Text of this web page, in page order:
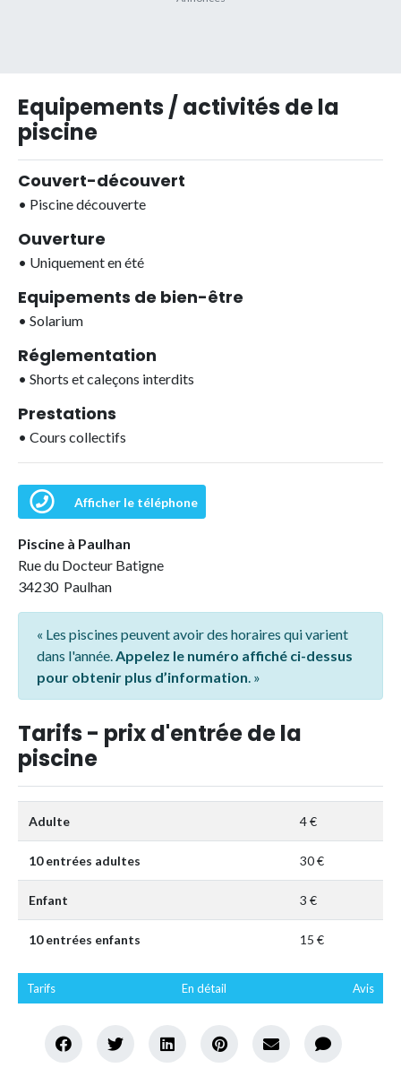
Equipements / activités de la
piscine
Couvert-découvert
• Piscine découverte
Ouverture
• Uniquement en été
Equipements de bien-être
• Solarium
Réglementation
• Shorts et caleçons interdits
Prestations
• Cours collectifs
Afficher le téléphone
Piscine à Paulhan
Rue du Docteur Batigne
34230 Paulhan
« Les piscines peuvent avoir des horaires qui varient
dans l'année.Appelez le numéro affiché ci-dessus
pour obtenir plus d’information. »
Tarifs - prix d'entrée de la
piscine
Adulte 4 €
10 entrées adultes 30 €
Enfant 3 €
10 entrées enfants 15 €
Tarifs En détail Avis